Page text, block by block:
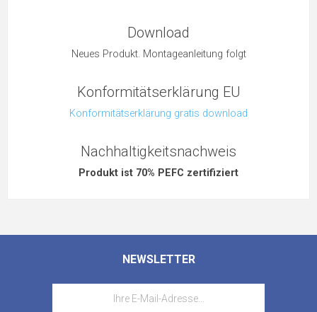
Download
Neues Produkt. Montageanleitung folgt
Konformitätserklärung EU
Konformitätserklärung gratis download
Nachhaltigkeitsnachweis
Produkt ist 70% PEFC zertifiziert
NEWSLETTER